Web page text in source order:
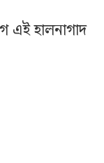
এই হালনাগাদ